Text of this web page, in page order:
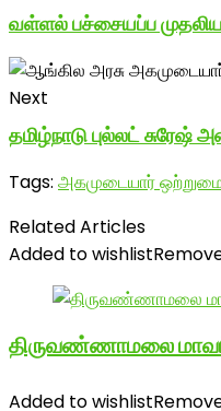
வள்ளல் பச்சையப்ப
Next
தமிழ்நாடு புல்லட்
Tags: அகமுடையார்
Related Articles
Added to wishlist
திருவண்ணாமலை
Added to wishlist